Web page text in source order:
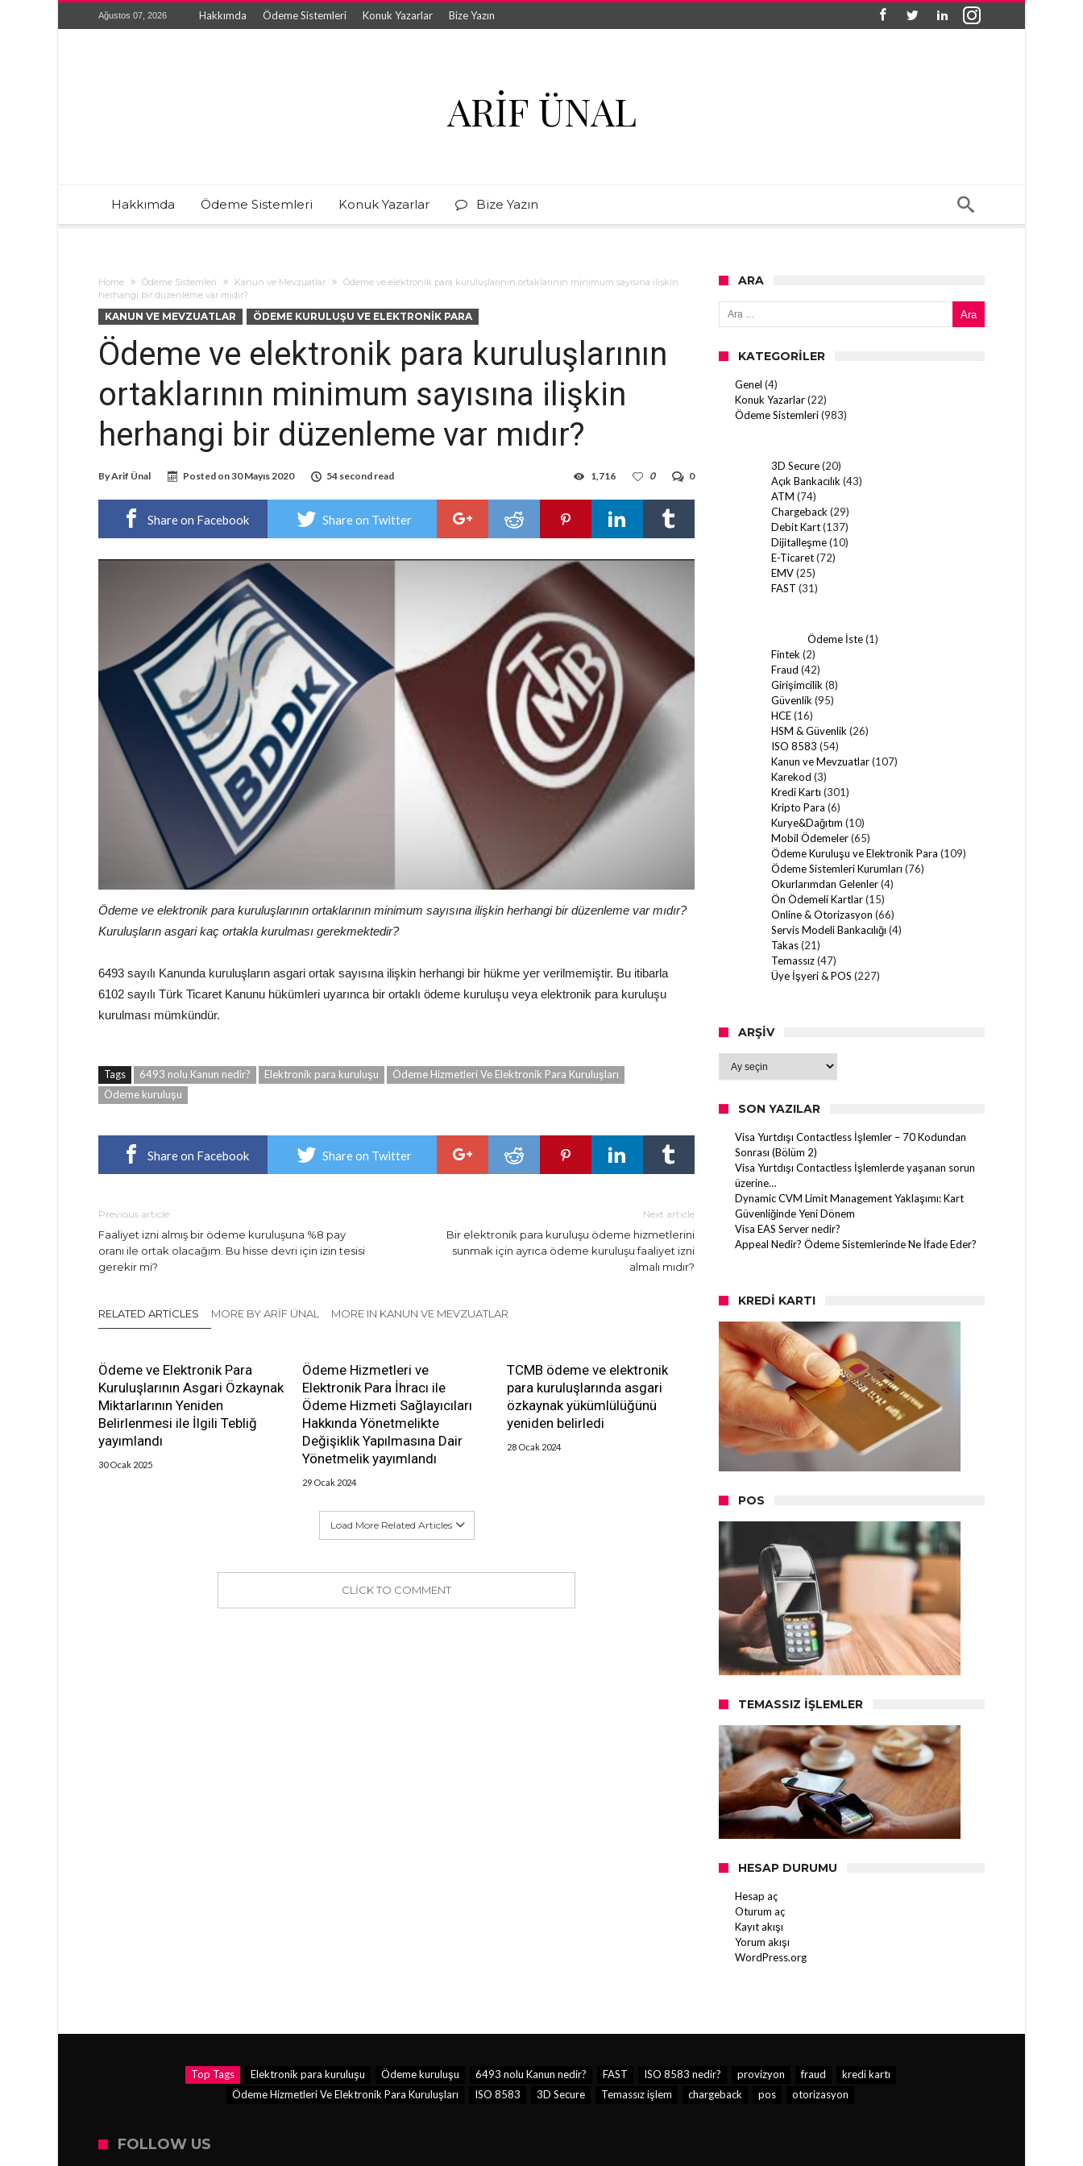
Ağustos 07, 2026 Hakkımda Ödeme Sistemleri Konuk Yazarlar Bize Yazın
ARIF ÜNAL
Hakkımda Ödeme Sistemleri Konuk Yazarlar Bize Yazın
Home Ödeme Sistemleri Kanun ve Mevzuatlar
Ödeme ve elektronik para kuruluşlarının ortaklarının minimum sayısına ilişkin
herhangi bir düzenleme var mıdır?
KANUN VE MEVZUATLAR ÖDEME KURULUŞU VE ELEKTRONIK PARA
Ödeme ve elektronik para kuruluşlarının
ortaklarının minimum sayısına ilişkin
herhangi bir düzenleme var mıdır?
ByArif Ünal Posted on30 Mayıs 2020 54 second read 0
0
1,716
Share on Facebook Share on Twitter
Ödeme ve elektronik para kuruluşlarının ortaklarının minimum sayısına ilişkin herhangi bir düzenleme var mıdır?
Kuruluşların asgari kaç ortakla kurulması gerekmektedir?
6493 sayılı Kanunda kuruluşların asgari ortak sayısına ilişkin herhangi bir hükme yer verilmemiştir. Bu itibarla
6102 sayılı Türk Ticaret Kanunu hükümleri uyarınca bir ortaklı ödeme kuruluşu veya elektronik para kuruluşu
kurulması mümkündür.
Tags 6493 nolu Kanun nedir? Elektronik para kuruluşu
Ödeme Hizmetleri Ve Elektronik Para Kuruluşları
Ödeme kuruluşu
Share on Facebook Share on Twitter
Previous article
Faaliyet izni almış bir ödeme kuruluşuna %8 pay
oranı ile ortak olacağım. Bu hisse devri için izin tesisi
gerekir mi?
Next article
Bir elektronik para kuruluşu ödeme hizmetlerini
sunmak için ayrıca ödeme kuruluşu faaliyet izni
almalı mıdır?
RELATED ARTICLES MORE BY ARIF ÜNAL MORE IN KANUN VE MEVZUATLAR
Ödeme ve Elektronik Para
Kuruluşlarının Asgari Özkaynak
Miktarlarının Yeniden
Belirlenmesi ile İlgili Tebliğ
yayımlandı
30 Ocak 2025
Ödeme Hizmetleri ve
Elektronik Para İhracı ile
Ödeme Hizmeti Sağlayıcıları
Hakkında Yönetmelikte
Değişiklik Yapılmasına Dair
Yönetmelik yayımlandı
29 Ocak 2024
TCMB ödeme ve elektronik
para kuruluşlarında asgari
özkaynak yükümlülüğünü
yeniden belirledi
28 Ocak 2024
Load More Related Articles
CLICK TO COMMENT
ARA
Arama:
KATEGORILER
Genel (4)
Konuk Yazarlar(22)
Ödeme Sistemleri(983)
3D Secure(20)
Açık Bankacılık (43)
ATM (74)
Chargeback (29)
Debit Kart(137)
Dijitalleşme(10)
E-Ticaret(72)
EMV(25)
FAST (31)
Ödeme İste(1)
Fintek (2)
Fraud (42)
Girişimcilik (8)
Güvenlik (95)
HCE(16)
HSM & Güvenlik (26)
ISO 8583 (54)
Kanun ve Mevzuatlar(107)
Karekod (3)
Kredi Kartı (301)
Kripto Para (6)
Kurye&Dağıtım (10)
Mobil Ödemeler(65)
Ödeme Kuruluşu ve Elektronik Para (109)
Ödeme Sistemleri Kurumları (76)
Okurlarımdan Gelenler(4)
Ön Ödemeli Kartlar(15)
Online & Otorizasyon (66)
Servis Modeli Bankacılığı (4)
Takas(21)
Temassız(47)
Üye İşyeri & POS (227)
ARŞIV
SON YAZILAR
Visa Yurtdışı Contactless İşlemler – 70 Kodundan
Sonrası (Bölüm 2)
Visa Yurtdışı Contactless İşlemlerde yaşanan sorun
üzerine…
Dynamic CVM Limit Management Yaklaşımı: Kart
Güvenliğinde Yeni Dönem
Visa EAS Server nedir?
Appeal Nedir? Ödeme Sistemlerinde Ne İfade Eder?
KREDI KARTI
POS
TEMASSIZ İŞLEMLER
HESAP DURUMU
Hesap aç
Oturum aç
Kayıt akışı
Yorum akışı
WordPress.org
Top Tags Elektronik para kuruluşu Ödeme kuruluşu 6493 nolu Kanun nedir? FAST ISO 8583 nedir? provizyon fraud
kredi kartı
Ödeme Hizmetleri Ve Elektronik Para Kuruluşları
ISO 8583 3D Secure Temassız işlem chargeback pos otorizasyon
FOLLOW US